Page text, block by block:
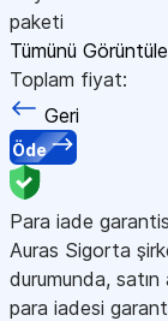
paketi
Tümünü Görüntüle
Toplam fiyat:
Geri
Öde
Para iade
Auras Sigorta
durumunda,
para iadesi